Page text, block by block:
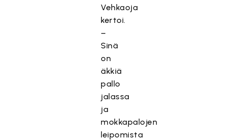
Vehkaoja
kertoi.
–
Sinä
on
äkkiä
pallo
jalassa
ja
mokkapalojen
leipomista